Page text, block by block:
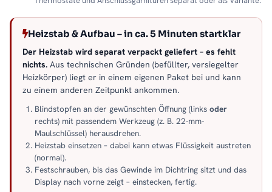
Heizstab & Aufbau – in ca. 5 Minuten startklar
Der Heizstab wird separat verpackt geliefert – es fehlt
nichts. Aus technischen Gründen (befüllter, versiegelter
Heizkörper) liegt er in einem eigenen Paket bei und kann
zu einem anderen Zeitpunkt ankommen.
Blindstopfen an der gewünschten Öffnung (links oder
rechts) mit passendem Werkzeug (z. B. 22-mm-
Maulschlüssel) herausdrehen.
Heizstab einsetzen – dabei kann etwas Flüssigkeit austreten
(normal).
Festschrauben, bis das Gewinde im Dichtring sitzt und das
Display nach vorne zeigt – einstecken, fertig.